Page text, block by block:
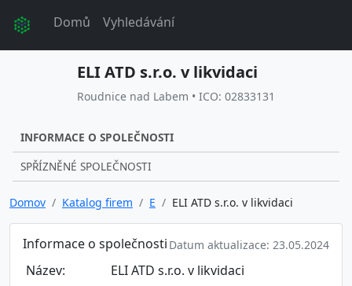
Domů Vyhledávání
ELI ATD s.r.o. v likvidaci
Roudnice nad Labem • ICO: 02833131
INFORMACE O SPOLEČNOSTI
SPŘÍZNĚNÉ SPOLEČNOSTI
Domov Katalog firem E ELI ATD s.r.o. v likvidaci
Informace o společnosti Datum aktualizace: 23.05.2024
Název:
ELI ATD s.r.o. v likvidaci